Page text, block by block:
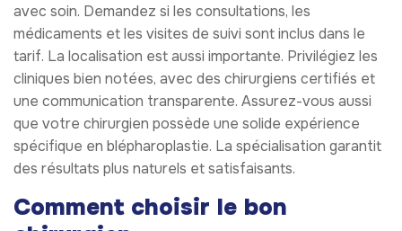
avec soin. Demandez si les consultations, les
médicaments et les visites de suivi sont inclus dans le
tarif. La localisation est aussi importante. Privilégiez les
cliniques bien notées, avec des chirurgiens certifiés et
une communication transparente. Assurez-vous aussi
que votre chirurgien possède une solide expérience
spécifique en blépharoplastie. La spécialisation garantit
des résultats plus naturels et satisfaisants.
Comment choisir le bon